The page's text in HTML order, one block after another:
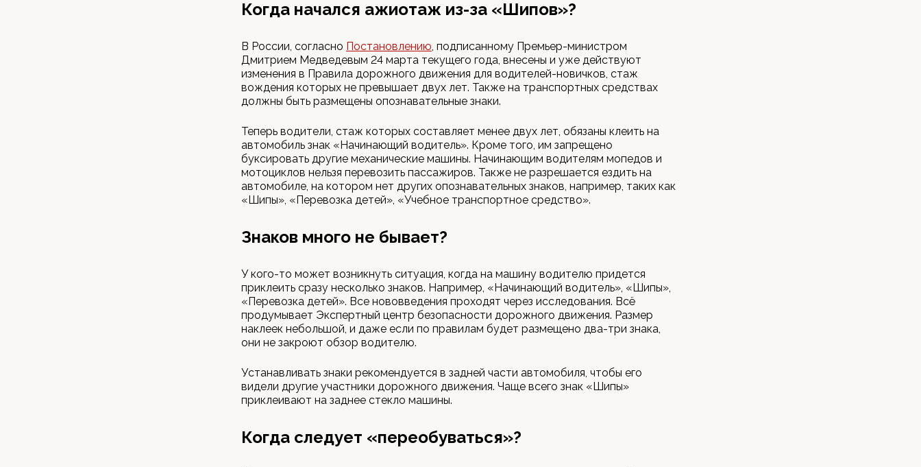
Когда начался ажиотаж из-за «Шипов»?
В России, согласно Постановлению, подписанному Премьер-министром
Дмитрием Медведевым 24 марта текущего года, внесены и уже действуют
изменения в Правила дорожного движения для водителей-новичков, стаж
вождения которых не превышает двух лет. Также на транспортных средствах
должны быть размещены опознавательные знаки.
Теперь водители, стаж которых составляет менее двух лет, обязаны клеить на
автомобиль знак «Начинающий водитель». Кроме того, им запрещено
буксировать другие механические машины. Начинающим водителям мопедов и
мотоциклов нельзя перевозить пассажиров. Также не разрешается ездить на
автомобиле, на котором нет других опознавательных знаков, например, таких как
«Шипы», «Перевозка детей», «Учебное транспортное средство».
Знаков много не бывает?
У кого-то может возникнуть ситуация, когда на машину водителю придется
приклеить сразу несколько знаков. Например, «Начинающий водитель», «Шипы»,
«Перевозка детей». Все нововведения проходят через исследования. Всё
продумывает Экспертный центр безопасности дорожного движения. Размер
наклеек небольшой, и даже если по правилам будет размещено два-три знака,
они не закроют обзор водителю.
Устанавливать знаки рекомендуется в задней части автомобиля, чтобы его
видели другие участники дорожного движения. Чаще всего знак «Шипы»
приклеивают на заднее стекло машины.
Когда следует «переобуваться»?